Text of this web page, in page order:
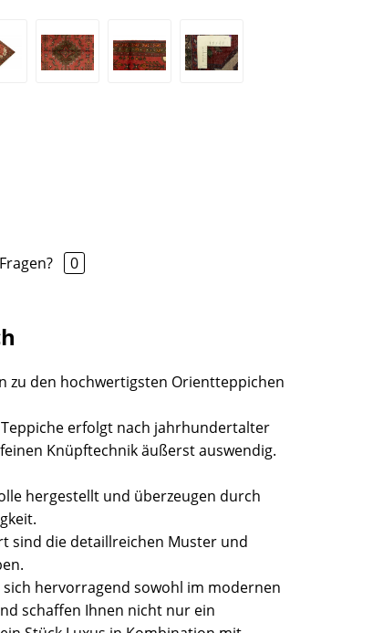
Fragen? 0
zu den hochwertigsten Orientteppichen
erfolgt nach jahrhundertalter
Knüpftechnik äußerst auswendig.
hergestellt und überzeugen durch
sind die detaillreichen Muster und
hervorragend sowohl im modernen
schaffen Ihnen nicht nur ein